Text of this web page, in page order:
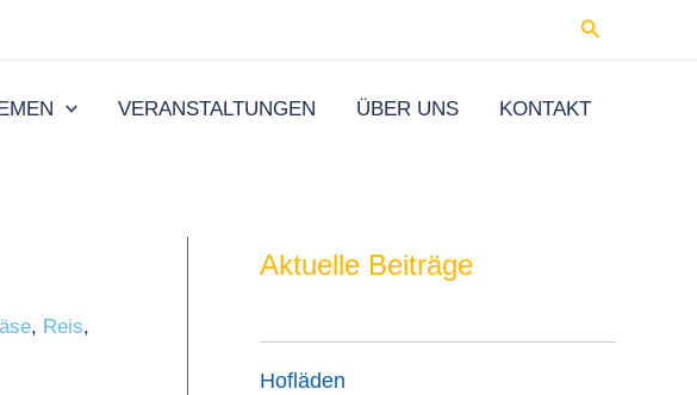
Suchen
VERANSTALTUNGEN ÜBER UNS KONTAKT
, Reis,
Aktuelle Beiträge
Hofläden